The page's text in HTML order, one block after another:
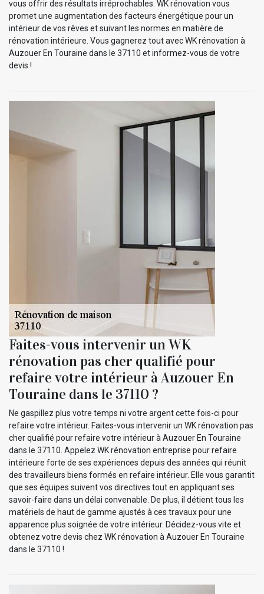
vous offrir des résultats irréprochables. WK rénovation vous
promet une augmentation des facteurs énergétique pour un
intérieur de vos rêves et suivant les normes en matière de
rénovation intérieure. Vous gagnerez tout avec WK rénovation à
Auzouer En Touraine dans le 37110 et informez-vous de votre
devis !
Faites-vous intervenir un WK
rénovation pas cher qualifié pour
refaire votre intérieur à Auzouer En
Touraine dans le 37110 ?
Ne gaspillez plus votre temps ni votre argent cette fois-ci pour
refaire votre intérieur. Faites-vous intervenir un WK rénovation pas
cher qualifié pour refaire votre intérieur à Auzouer En Touraine
dans le 37110. Appelez WK rénovation entreprise pour refaire
intérieure forte de ses expériences depuis des années qui réunit
des travailleurs biens formés en refaire intérieur. Elle vous garantit
que ses équipes suivent vos directives tout en appliquant ses
savoir-faire dans un délai convenable. De plus, il détient tous les
matériels de haut de gamme ajustés à ces travaux pour une
apparence plus soignée de votre intérieur. Décidez-vous vite et
obtenez votre devis chez WK rénovation à Auzouer En Touraine
dans le 37110 !